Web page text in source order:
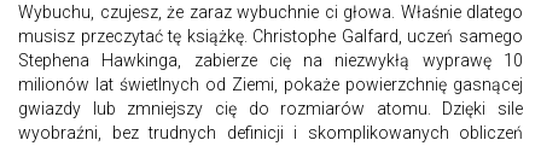
Wybuchu, czujesz, że zaraz wybuchnie ci głowa. Właśnie dlatego
musisz przeczytać tę książkę. Christophe Galfard, uczeń samego
Stephena Hawkinga, zabierze cię na niezwykłą wyprawę 10
milionów lat świetlnych od Ziemi, pokaże powierzchnię gasnącej
gwiazdy lub zmniejszy cię do rozmiarów atomu. Dzięki sile
wyobraźni, bez trudnych definicji i skomplikowanych obliczeń